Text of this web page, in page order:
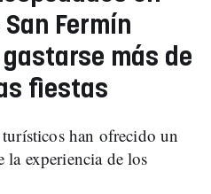
Fermín
más de
fiestas
han ofrecido un
experiencia de los